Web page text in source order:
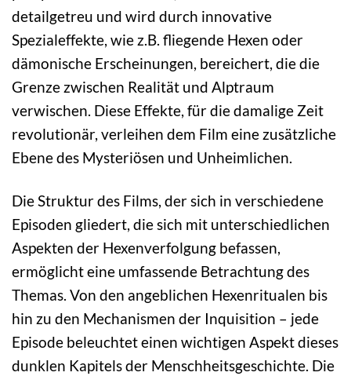
detailgetreu und wird durch innovative
Spezialeffekte, wie z.B. fliegende Hexen oder
dämonische Erscheinungen, bereichert, die die
Grenze zwischen Realität und Alptraum
verwischen. Diese Effekte, für die damalige Zeit
revolutionär, verleihen dem Film eine zusätzliche
Ebene des Mysteriösen und Unheimlichen.
Die Struktur des Films, der sich in verschiedene
Episoden gliedert, die sich mit unterschiedlichen
Aspekten der Hexenverfolgung befassen,
ermöglicht eine umfassende Betrachtung des
Themas. Von den angeblichen Hexenritualen bis
hin zu den Mechanismen der Inquisition – jede
Episode beleuchtet einen wichtigen Aspekt dieses
dunklen Kapitels der Menschheitsgeschichte. Die